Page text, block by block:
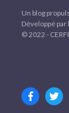
Un blog
Développé par
© 2022 -